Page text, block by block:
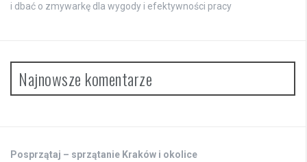
i dbać o zmywarkę dla wygody i efektywności pracy
Najnowsze komentarze
Posprzątaj – sprzątanie Kraków i okolice